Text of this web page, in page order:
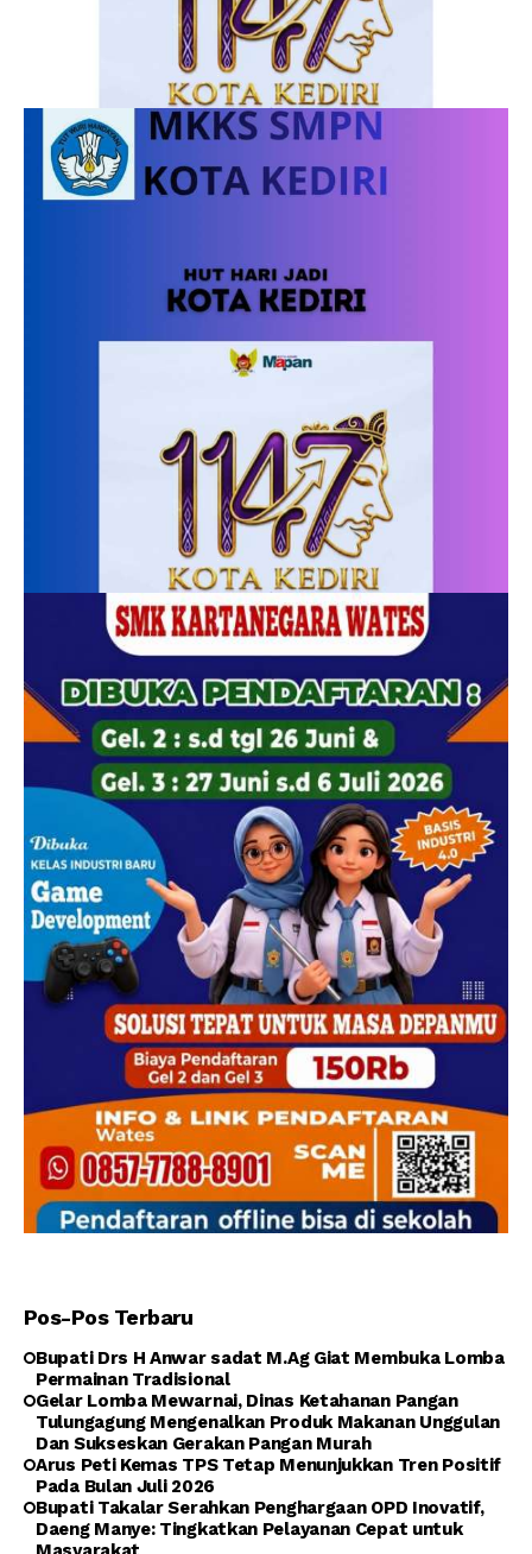
Pos-Pos Terbaru
Bupati Drs H Anwar sadat M.Ag Giat Membuka Lomba
Permainan Tradisional
Gelar Lomba Mewarnai, Dinas Ketahanan Pangan
Tulungagung Mengenalkan Produk Makanan Unggulan
Dan Sukseskan Gerakan Pangan Murah
Arus Peti Kemas TPS Tetap Menunjukkan Tren Positif
Pada Bulan Juli 2026
Bupati Takalar Serahkan Penghargaan OPD Inovatif,
Daeng Manye: Tingkatkan Pelayanan Cepat untuk